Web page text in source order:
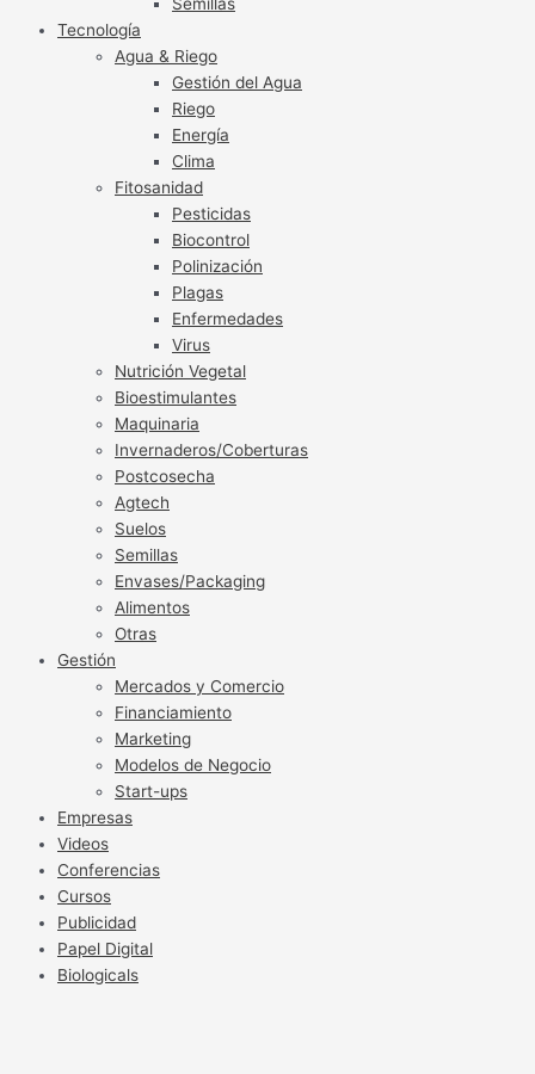
Tecnología
Agua & Riego
Gestión del Agua
Riego
Energía
Clima
Fitosanidad
Pesticidas
Biocontrol
Polinización
Plagas
Enfermedades
Virus
Nutrición Vegetal
Bioestimulantes
Maquinaria
Invernaderos/Coberturas
Postcosecha
Agtech
Suelos
Semillas
Envases/Packaging
Alimentos
Otras
Gestión
Mercados y Comercio
Financiamiento
Marketing
Modelos de Negocio
Start-ups
Empresas
Videos
Conferencias
Cursos
Publicidad
Papel Digital
Biologicals